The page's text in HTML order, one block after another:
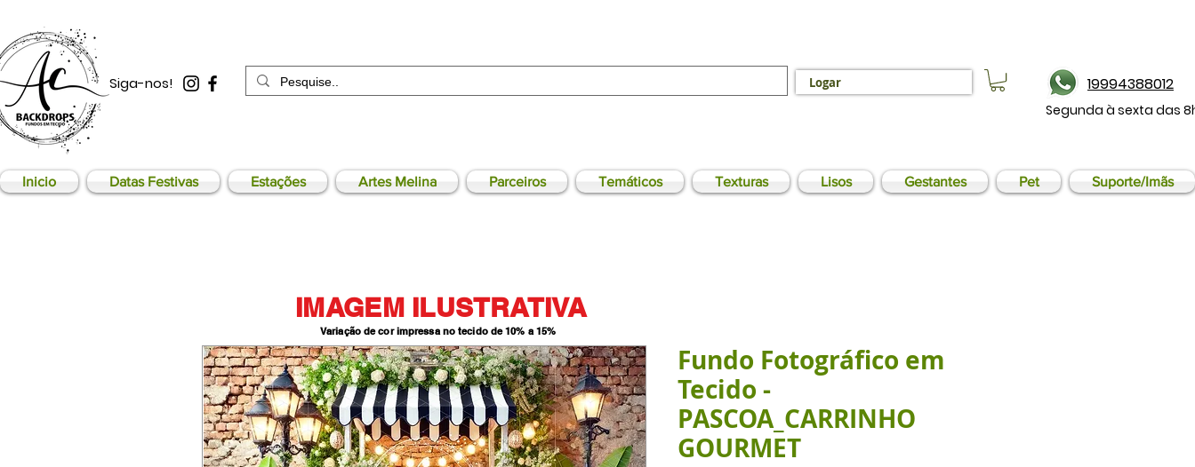
Siga-nos! Logar 19994388012
Segunda à sexta das
Inicio Datas Festivas Estações Artes Melina Parceiros Temáticos Texturas Lisos Gestantes Pet Suporte/Imãs
Fundo Fotográfico em
Tecido -
PASCOA_CARRINHO
GOURMET
IMAGEM ILUSTRATIVA
Variação de cor impressa no tecido de 10% a 15%